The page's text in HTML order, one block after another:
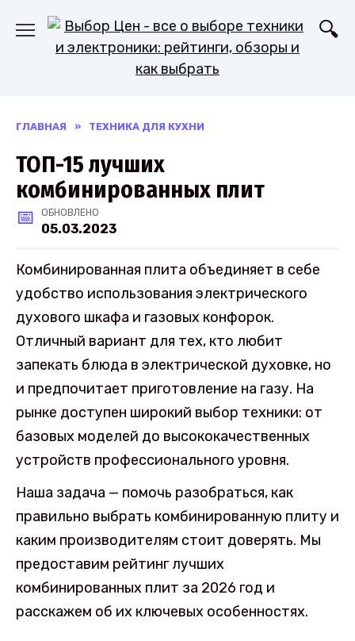
содержанию
ГЛАВНАЯ » ТЕХНИКА ДЛЯ КУХНИ
ТОП-15 лучших
комбинированных плит
ОБНОВЛЕНО
05.03.2023
Комбинированная плита объединяет в себе
удобство использования электрического
духового шкафа и газовых конфорок.
Отличный вариант для тех, кто любит
запекать блюда в электрической духовке, но
и предпочитает приготовление на газу. На
рынке доступен широкий выбор техники: от
базовых моделей до высококачественных
устройств профессионального уровня.
Наша задача — помочь разобраться, как
правильно выбрать комбинированную плиту и
каким производителям стоит доверять. Мы
предоставим рейтинг лучших
комбинированных плит за 2026 год и
расскажем об их ключевых особенностях.